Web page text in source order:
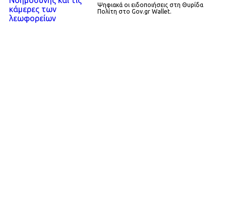
Ψηφιακά οι ειδοποιήσεις στη Θυρίδα
Πολίτη στο Gov.gr Wallet.